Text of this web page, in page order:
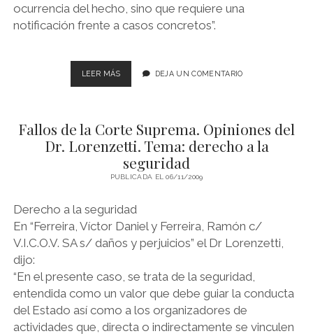
ocurrencia del hecho, sino que requiere una
notificación frente a casos concretos”.
LEER MÁSFALLOS
DE
SUPREMA.
OPINIONES
DEL
DR.
LORENZETTI.
DEBER
INFORMACIÓN
DEJA UN COMENTARIO
Fallos de la Corte Suprema. Opiniones del
Dr. Lorenzetti. Tema: derecho a la
seguridad
PUBLICADA EL 06/11/2009
Derecho a la seguridad
En “Ferreira, Víctor Daniel y Ferreira, Ramón c/
V.I.C.O.V. SA s/ daños y perjuicios” el Dr Lorenzetti,
dijo:
“En el presente caso, se trata de la seguridad,
entendida como un valor que debe guiar la conducta
del Estado así como a los organizadores de
actividades que, directa o indirectamente se vinculen